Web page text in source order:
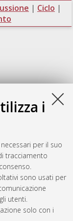
i
per il suo
tracciamento
sono usati per
utenti.
solo con i
| Ciclo |
la tutela
Dottorato di
industriali:
9 20:45:51 2026